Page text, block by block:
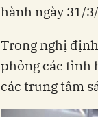
hành ngày 31/
Trong nghị
phỏng các tình
các trung tâm